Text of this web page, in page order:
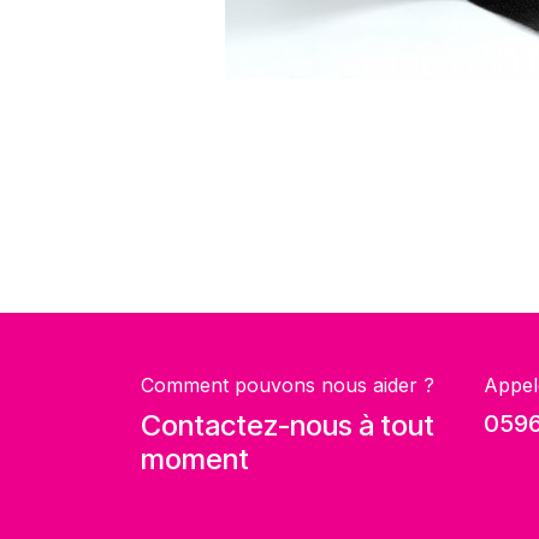
Comment pouvons nous aider ?
Contactez-nous à tout
moment